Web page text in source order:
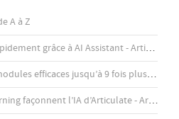
A à Z
Créez des modules ultra rapidement grâce à AI Assistant - Articulate
jusqu’à 9 fois plus rapidement avec l’assistant IA d’Articulate
Comment les experts e-learning façonnent l’IA d’Articulate - Articulate